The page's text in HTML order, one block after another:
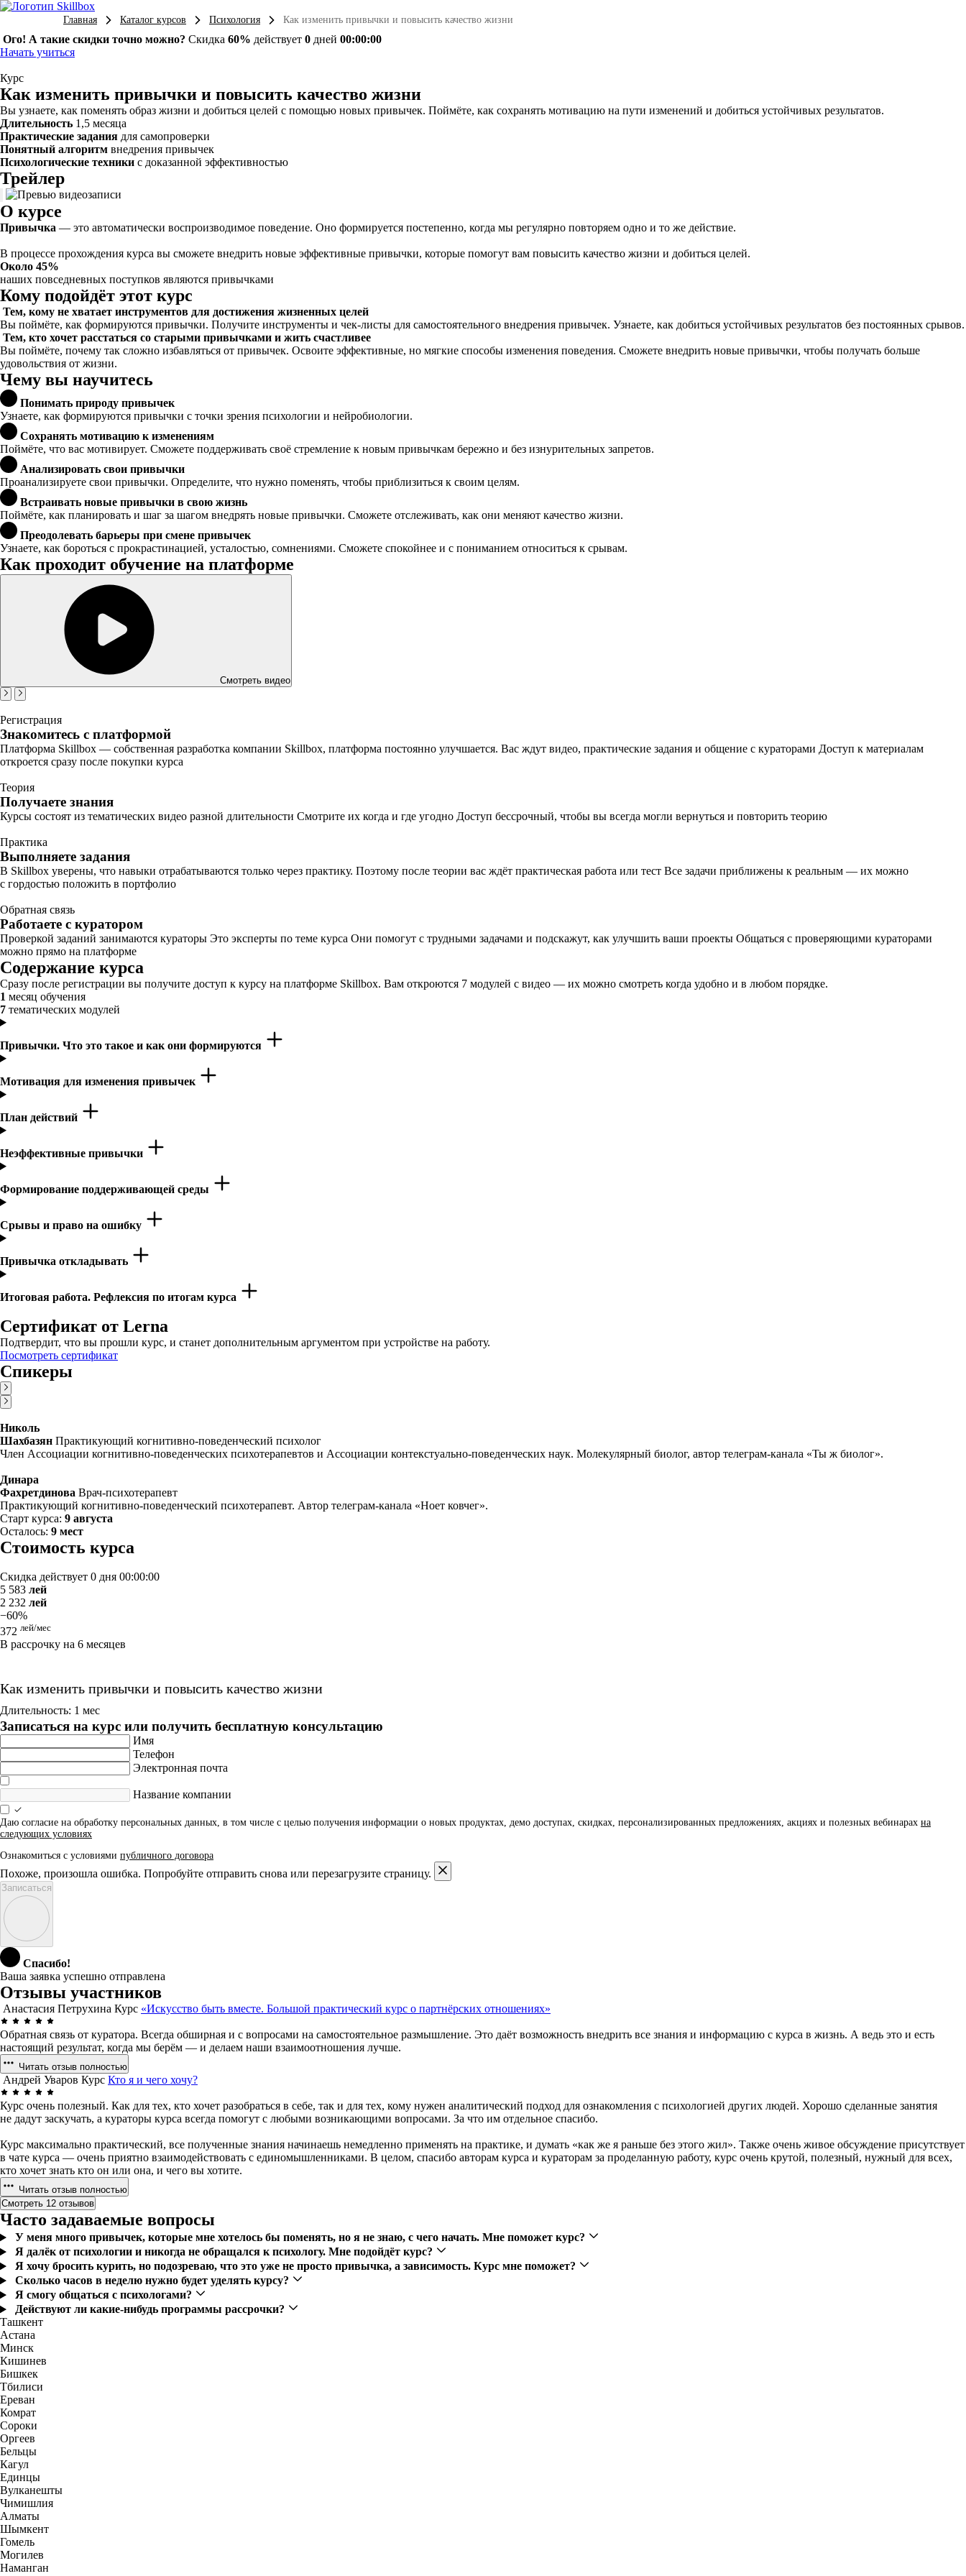
Главная Каталог курсов Психология Как изменить привычки и повысить качество жизни
Ого! А такие скидки точно можно? Скидка 60% действует 0 дней 00:00:00
Начать учиться
Курс
Как изменить привычки и повысить качество жизни
Вы узнаете, как поменять образ жизни и добиться целей с помощью новых привычек. Поймёте, как сохранять мотивацию на пути изменений и добиться устойчивых результатов.
Длительность 1,5 месяца
Практические задания для самопроверки
Понятный алгоритм внедрения привычек
Психологические техники с доказанной эффективностью
Трейлер
О курсе
Привычка — это автоматически воспроизводимое поведение. Оно формируется постепенно, когда мы регулярно повторяем одно и то же действие.
В процессе прохождения курса вы сможете внедрить новые эффективные привычки, которые помогут вам повысить качество жизни и добиться целей.
Около 45%
наших повседневных поступков являются привычками
Кому подойдёт этот курс
Тем, кому не хватает инструментов для достижения жизненных целей
Вы поймёте, как формируются привычки. Получите инструменты и чек-листы для самостоятельного внедрения привычек. Узнаете, как добиться устойчивых результатов без постоянных срывов.
Тем, кто хочет расстаться со старыми привычками и жить счастливее
Вы поймёте, почему так сложно избавляться от привычек. Освоите эффективные, но мягкие способы изменения поведения. Сможете внедрить новые привычки, чтобы получать больше
удовольствия от жизни.
Чему вы научитесь
Понимать природу привычек
Узнаете, как формируются привычки с точки зрения психологии и нейробиологии.
Сохранять мотивацию к изменениям
Поймёте, что вас мотивирует. Сможете поддерживать своё стремление к новым привычкам бережно и без изнурительных запретов.
Анализировать свои привычки
Проанализируете свои привычки. Определите, что нужно поменять, чтобы приблизиться к своим целям.
Встраивать новые привычки в свою жизнь
Поймёте, как планировать и шаг за шагом внедрять новые привычки. Сможете отслеживать, как они меняют качество жизни.
Преодолевать барьеры при смене привычек
Узнаете, как бороться с прокрастинацией, усталостью, сомнениями. Сможете спокойнее и с пониманием относиться к срывам.
Как проходит обучение на платформе
Смотреть видео
Регистрация
Знакомитесь с платформой
Платформа Skillbox — собственная разработка компании Skillbox, платформа постоянно улучшается. Вас ждут видео, практические задания и общение с кураторами Доступ к материалам
откроется сразу после покупки курса
Теория
Получаете знания
Курсы состоят из тематических видео разной длительности Смотрите их когда и где угодно Доступ бессрочный, чтобы вы всегда могли вернуться и повторить теорию
Практика
Выполняете задания
В Skillbox уверены, что навыки отрабатываются только через практику. Поэтому после теории вас ждёт практическая работа или тест Все задачи приближены к реальным — их можно
с гордостью положить в портфолио
Обратная связь
Работаете с куратором
Проверкой заданий занимаются кураторы Это эксперты по теме курса Они помогут с трудными задачами и подскажут, как улучшить ваши проекты Общаться с проверяющими кураторами
можно прямо на платформе
Содержание курса
Сразу после регистрации вы получите доступ к курсу на платформе Skillbox. Вам откроются 7 модулей с видео — их можно смотреть когда удобно и в любом порядке.
1 месяц обучения
7 тематических модулей
Привычки. Что это такое и как они формируются
Мотивация для изменения привычек
План действий
Неэффективные привычки
Формирование поддерживающей среды
Срывы и право на ошибку
Привычка откладывать
Итоговая работа. Рефлексия по итогам курса
Сертификат от Lerna
Подтвердит, что вы прошли курс, и станет дополнительным аргументом при устройстве на работу.
Посмотреть сертификат
Спикеры
Николь
Шахбазян Практикующий когнитивно-поведенческий психолог
Член Ассоциации когнитивно-поведенческих психотерапевтов и Ассоциации контекстуально-поведенческих наук. Молекулярный биолог, автор телеграм-канала «Ты ж биолог».
Динара
Фахретдинова Врач-психотерапевт
Практикующий когнитивно-поведенческий психотерапевт. Автор телеграм-канала «Ноет ковчег».
Старт курса: 9 августа
Осталось: 9 мест
Стоимость курса
Скидка действует 0 дня 00:00:00
5 583 лей
2 232 лей
−60%
372 лей/мес
В рассрочку на 6 месяцев
Как изменить привычки и повысить качество жизни
Длительность: 1 мес
Записаться на курс или получить бесплатную консультацию
Имя
Телефон
Электронная почта
Название компании
Даю согласие на обработку персональных данных, в том числе с целью получения информации о новых продуктах, демо доступах, скидках, персонализированных предложениях, акциях и полезных вебинарах на
следующих условиях
Ознакомиться с условиями публичного договора
Похоже, произошла ошибка. Попробуйте отправить снова или перезагрузите страницу.
Записаться
Спасибо!
Ваша заявка успешно отправлена
Отзывы участников
Анастасия Петрухина Курс «Искусство быть вместе. Большой практический курс о партнёрских отношениях»
Обратная связь от куратора. Всегда обширная и с вопросами на самостоятельное размышление. Это даёт возможность внедрить все знания и информацию с курса в жизнь. А ведь это и есть
настоящий результат, когда мы берём — и делаем наши взаимоотношения лучше.
Читать отзыв полностью
Андрей Уваров Курс Кто я и чего хочу?
Курс очень полезный. Как для тех, кто хочет разобраться в себе, так и для тех, кому нужен аналитический подход для ознакомления с психологией других людей. Хорошо сделанные занятия
не дадут заскучать, а кураторы курса всегда помогут с любыми возникающими вопросами. За что им отдельное спасибо.
Курс максимально практический, все полученные знания начинаешь немедленно применять на практике, и думать «как же я раньше без этого жил». Также очень живое обсуждение присутствует
в чате курса — очень приятно взаимодействовать с единомышленниками. В целом, спасибо авторам курса и кураторам за проделанную работу, курс очень крутой, полезный, нужный для всех,
кто хочет знать кто он или она, и чего вы хотите.
Читать отзыв полностью
Смотреть 12 отзывов
Часто задаваемые вопросы
У меня много привычек, которые мне хотелось бы поменять, но я не знаю, с чего начать. Мне поможет курс?
Я далёк от психологии и никогда не обращался к психологу. Мне подойдёт курс?
Я хочу бросить курить, но подозреваю, что это уже не просто привычка, а зависимость. Курс мне поможет?
Сколько часов в неделю нужно будет уделять курсу?
Я смогу общаться с психологами?
Действуют ли какие-нибудь программы рассрочки?
Ташкент
Астана
Минск
Кишинев
Бишкек
Тбилиси
Ереван
Комрат
Сороки
Оргеев
Бельцы
Кагул
Единцы
Вулканешты
Чимишлия
Алматы
Шымкент
Гомель
Могилев
Наманган